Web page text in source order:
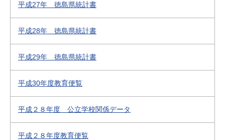
平成27年 徳島県統計書
平成28年 徳島県統計書
平成29年 徳島県統計書
平成30年度教育便覧
平成２８年度 公立学校関係データ
平成２８年度教育便覧